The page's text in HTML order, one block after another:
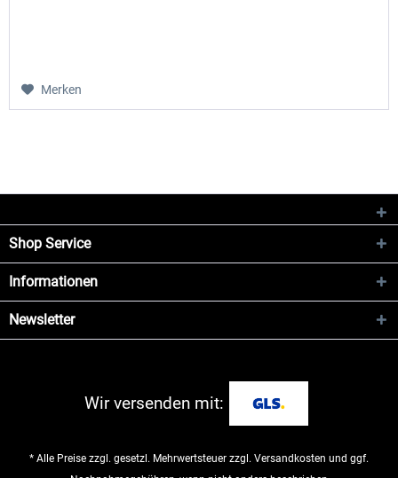
Merken
Shop Service
Informationen
Newsletter
Wir versenden mit:
* Alle Preise zzgl. gesetzl. Mehrwertsteuer zzgl. Versandkosten und ggf.